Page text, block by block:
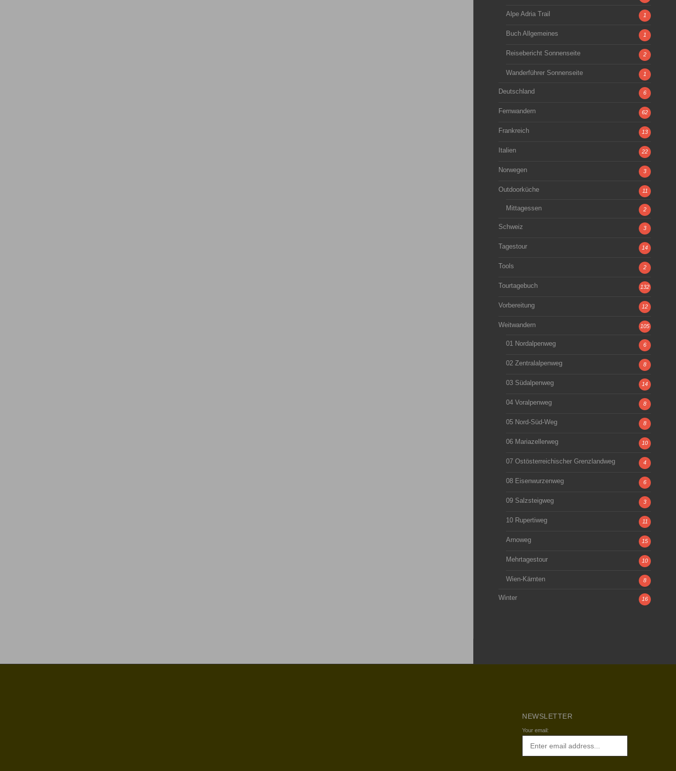
Alpe Adria Trail 1
Buch Allgemeines 1
Reisebericht Sonnenseite 2
Wanderführer Sonnenseite 1
Deutschland 6
Fernwandern 62
Frankreich 13
Italien 22
Norwegen 3
Outdoorküche 11
Mittagessen 2
Schweiz 3
Tagestour 14
Tools 2
Tourtagebuch 132
Vorbereitung 12
Weitwandern 105
01 Nordalpenweg 6
02 Zentralalpenweg 8
03 Südalpenweg 14
04 Voralpenweg 8
05 Nord-Süd-Weg 8
06 Mariazellerweg 10
07 Ostösterreichischer Grenzlandweg 4
08 Eisenwurzenweg 6
09 Salzsteigweg 3
10 Rupertiweg 11
Arnoweg 15
Mehrtagestour 10
Wien-Kärnten 8
Winter 16
NEWSLETTER
Your email: